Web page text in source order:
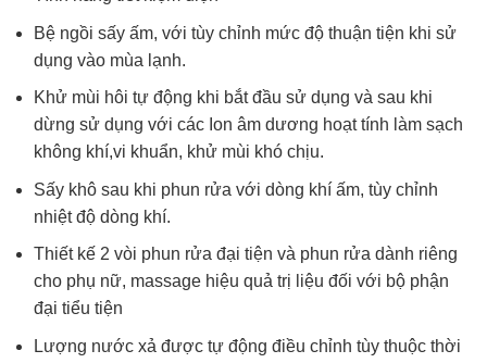
Bệ ngồi sấy ấm, với tùy chỉnh mức độ thuận tiện khi sử
dụng vào mùa lạnh.
Khử mùi hôi tự động khi bắt đầu sử dụng và sau khi
dừng sử dụng với các Ion âm dương hoạt tính làm sạch
không khí,vi khuẩn, khử mùi khó chịu.
Sấy khô sau khi phun rửa với dòng khí ấm, tùy chỉnh
nhiệt độ dòng khí.
Thiết kế 2 vòi phun rửa đại tiện và phun rửa dành riêng
cho phụ nữ, massage hiệu quả trị liệu đối với bộ phận
đại tiểu tiện
Lượng nước xả được tự động điều chỉnh tùy thuộc thời